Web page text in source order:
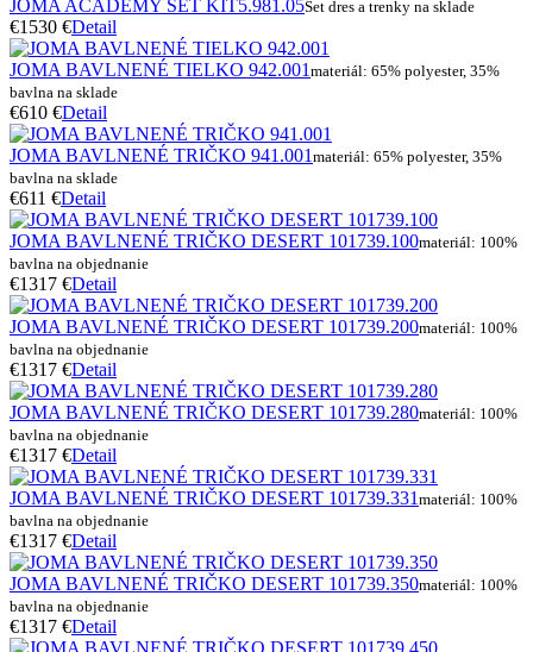
JOMA ACADEMY SET KIT5.981.05Set dres a trenky na sklade
€1530 €Detail
JOMA BAVLNENÉ TIELKO 942.001 materiál: 65% polyester, 35%
bavlna na sklade
€610 €Detail
JOMA BAVLNENÉ TRIČKO 941.001 materiál: 65% polyester, 35%
bavlna na sklade
€611 €Detail
JOMA BAVLNENÉ TRIČKO DESERT 101739.100materiál: 100%
bavlna na objednanie
€1317 €Detail
JOMA BAVLNENÉ TRIČKO DESERT 101739.200materiál: 100%
bavlna na objednanie
€1317 €Detail
JOMA BAVLNENÉ TRIČKO DESERT 101739.280materiál: 100%
bavlna na objednanie
€1317 €Detail
JOMA BAVLNENÉ TRIČKO DESERT 101739.331 materiál: 100%
bavlna na objednanie
€1317 €Detail
JOMA BAVLNENÉ TRIČKO DESERT 101739.350materiál: 100%
bavlna na objednanie
€1317 €Detail